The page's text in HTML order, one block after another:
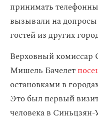
принимать
вызывали на
гостей из других
Верховный
Мишель Бачелет
остановками в
Это был первый
человека в